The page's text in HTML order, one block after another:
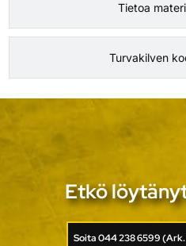
Tietoa
Turvakilven
Etkö
Soita 044 238 6599 (Ark.